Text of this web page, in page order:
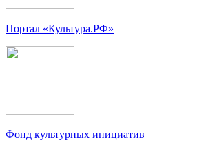
Портал «Культура.РФ»
Фонд культурных инициатив